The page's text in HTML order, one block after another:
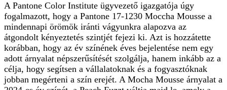
A Pantone Color Institute ügyvezető igazgatója úgy
fogalmazott, hogy a Pantone 17-1230 Moccha Mousse a
mindennapi örömök iránti vágyunkra alapozva az
átgondolt kényeztetés szintjét fejezi ki. Azt is hozzátette
korábban, hogy az év színének éves bejelentése nem egy
adott árnyalat népszerűsítését szolgálja, hanem inkább az a
célja, hogy segítsen a vállalatoknak és a fogyasztóknak
jobban megérteni a szín erejét. A Mocha Mousse árnyalat a